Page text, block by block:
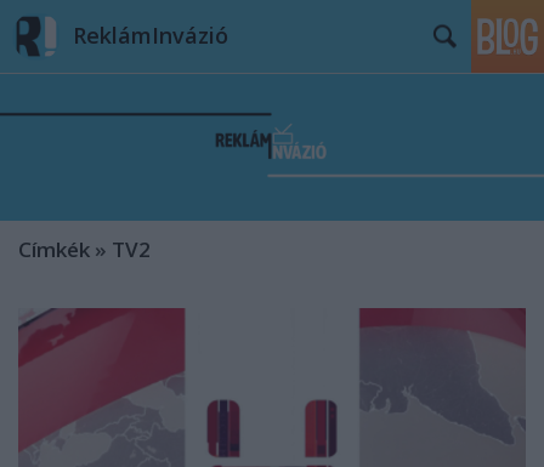
ReklámInvázió
Címkék » TV2